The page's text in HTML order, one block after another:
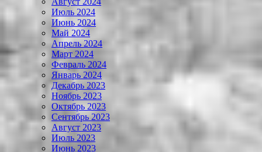
Июль 2024
Июнь 2024
Май 2024
Апрель 2024
Март 2024
Февраль 2024
Январь 2024
Декабрь 2023
Ноябрь 2023
Октябрь 2023
Сентябрь 2023
Август 2023
Июль 2023
Июнь 2023